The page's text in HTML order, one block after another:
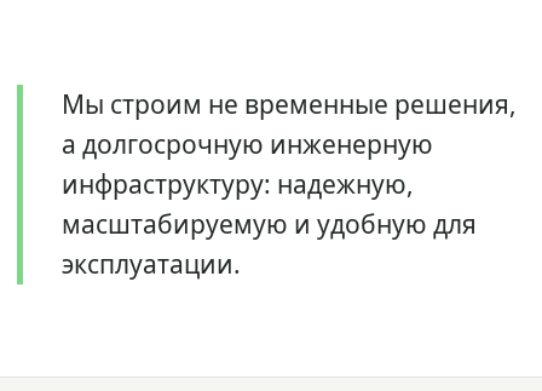
Мы строим не временные решения,
а долгосрочную инженерную
инфраструктуру: надежную,
масштабируемую и удобную для
эксплуатации.